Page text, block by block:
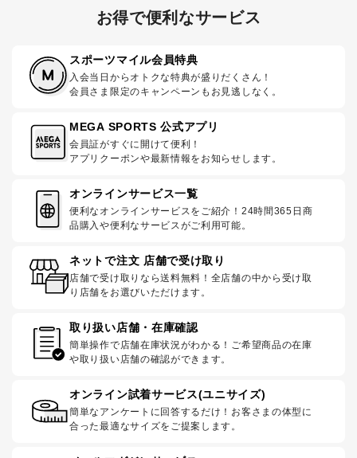
お得で便利なサービス
スポーツマイル会員特典
入会当日からオトクな特典が盛りだくさん！
会員さま限定のキャンペーンもお見逃しなく。
MEGA SPORTS 公式アプリ
会員証がすぐに開けて便利！
アプリクーポンや最新情報をお知らせします。
オンラインサービス一覧
便利なオンラインサービスをご紹介！24時間365日商
品購入や便利なサービスがご利用可能。
ネットで注文 店舗で受け取り
店舗で受け取りなら送料無料！全店舗の中から受け取
り店舗をお選びいただけます。
取り扱い店舗・在庫確認
簡単操作で店舗在庫状況がわかる！ご希望商品の在庫
や取り扱い店舗の確認ができます。
オンライン試着サービス(ユニサイズ)
簡単なアンケートに回答するだけ！お客さまの体型に
合った最適なサイズをご提案します。